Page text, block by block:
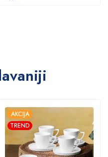
AKCIJA
TREND